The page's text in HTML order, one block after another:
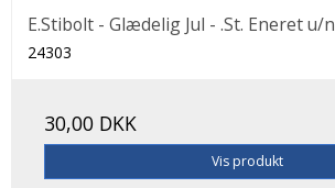
E.Stibolt - Glædelig Jul - .St. Eneret u/n
24303
30,00 DKK
Vis produkt